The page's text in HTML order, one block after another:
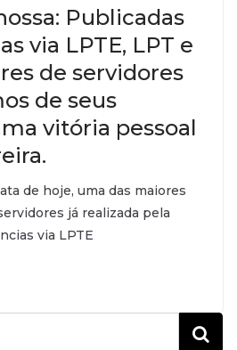
Publicadas
via LPTE, LPT e
de servidores
de seus
vitória pessoal
de hoje, uma das maiores
já realizada pela
via LPTE